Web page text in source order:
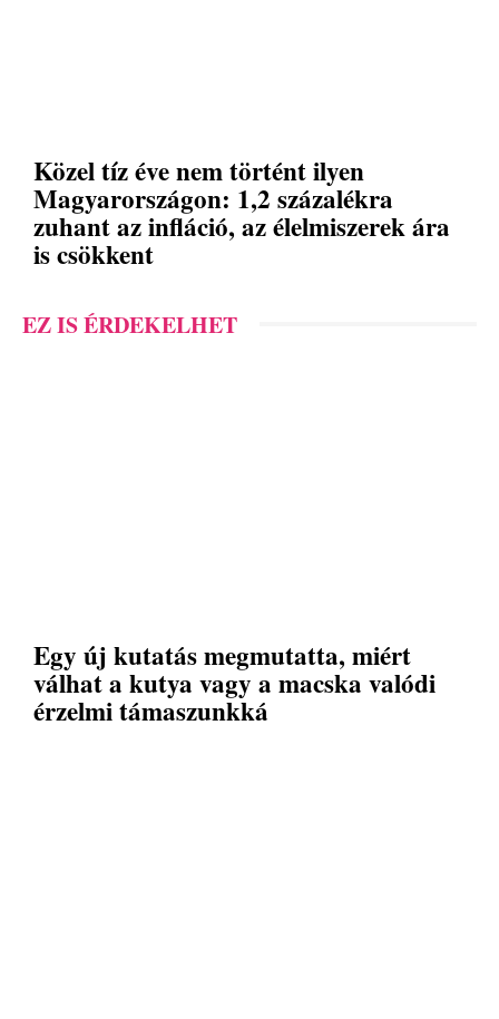
Közel tíz éve nem történt ilyen
Magyarországon: 1,2 százalékra
zuhant az infláció, az élelmiszerek ára
is csökkent
EZ IS ÉRDEKELHET
Egy új kutatás megmutatta, miért
válhat a kutya vagy a macska valódi
érzelmi támaszunkká